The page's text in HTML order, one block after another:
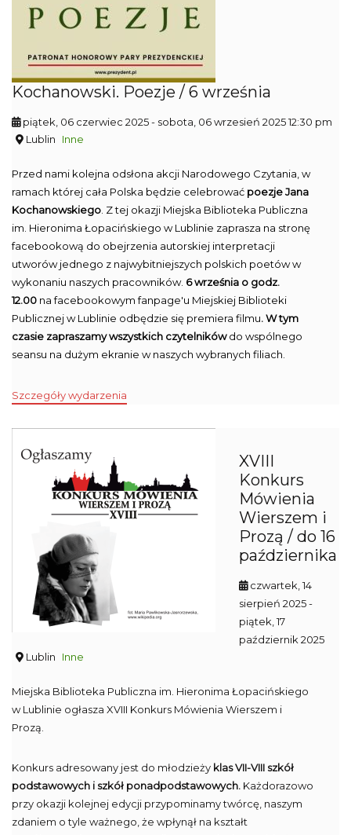
Kochanowski. Poezje / 6 września
piątek, 06 czerwiec 2025- sobota, 06 wrzesień 2025 12:30 pm
Lublin
Inne
Przed nami kolejna odsłona akcji Narodowego Czytania, w
ramach której cała Polska będzie celebrować poezje Jana
Kochanowskiego . Z tej okazji Miejska Biblioteka Publiczna
im. Hieronima Łopacińskiego w Lublinie zaprasza na stronę
facebookową do obejrzenia autorskiej interpretacji
utworów jednego z najwybitniejszych polskich poetów w
wykonaniu naszych pracowników. 6 września o godz.
12.00 na facebookowym fanpage'u Miejskiej Biblioteki
Publicznej w Lublinie odbędzie się premiera filmu. W tym
czasie zapraszamy wszystkich czytelnikówdo wspólnego
seansu na dużym ekranie w naszych wybranych filiach.
Szczegóły wydarzenia
XVIII
Konkurs
Mówienia
Wierszem i
Prozą / do 16
października
czwartek, 14
sierpień 2025-
piątek, 17
październik 2025
Lublin
Inne
Miejska Biblioteka Publiczna im. Hieronima Łopacińskiego
w Lublinie ogłasza XVIII Konkurs Mówienia Wierszem i
Prozą.
Konkurs adresowany jest do młodzieży klas VII-VIII szkół
podstawowych i szkół ponadpodstawowych. Każdorazowo
przy okazji kolejnej edycji przypominamy twórcę, naszym
zdaniem o tyle ważnego, że wpłynął na kształt